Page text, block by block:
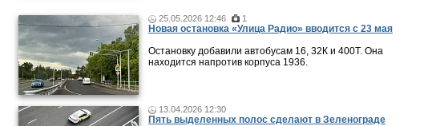
25.05.2026 12:46 1
Новая остановка «Улица Радио» вводится с 23 мая
Остановку добавили автобусам 16, 32К и 400Т. Она
находится напротив корпуса 1936.
13.04.2026 12:30
Пять выделенных полос сделают в Зеленограде